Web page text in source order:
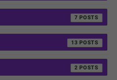
7
13
2